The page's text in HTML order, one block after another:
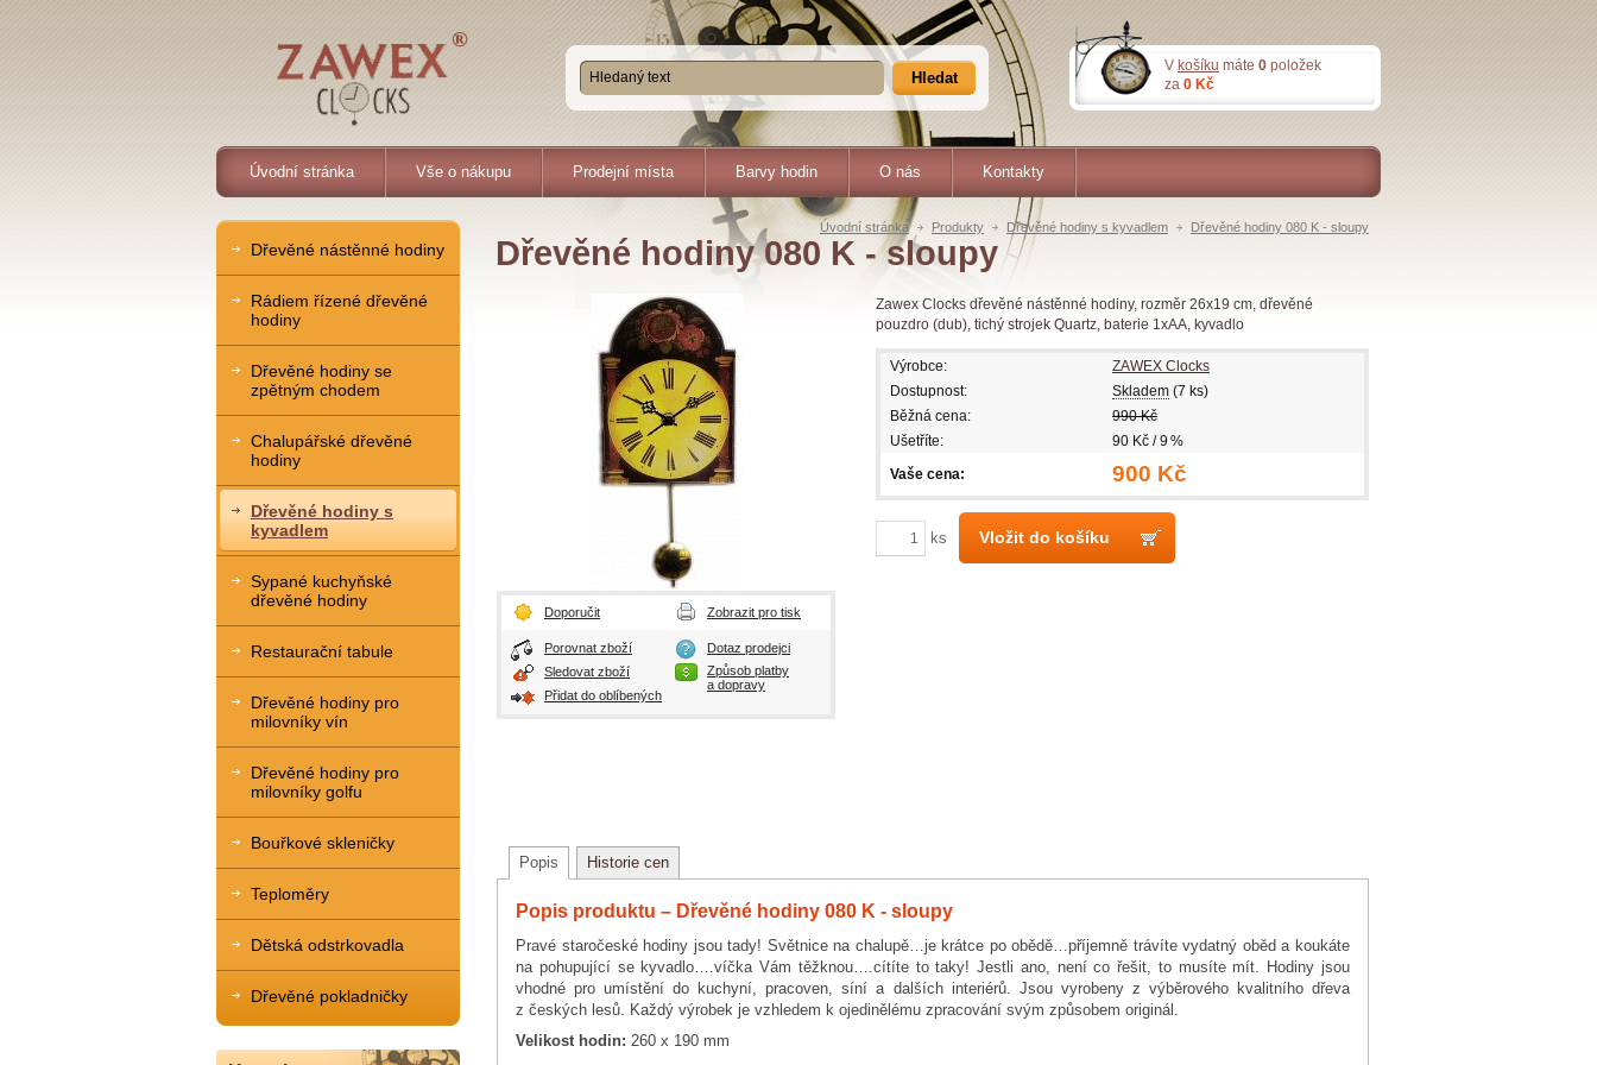
Hledat
V košíku máte 0 položek
za 0 Kč
Úvodní stránka Vše o nákupu Prodejní místa Barvy hodin O nás Kontakty
Úvodní stránka Produkty Dřevěné hodiny s kyvadlem Dřevěné hodiny 080 K - sloupy
Dřevěné hodiny 080 K - sloupy
Doporučit Zobrazit pro tisk
Porovnat zboží
Sledovat zboží
Přidat do oblíbených
Dotaz prodejci
Způsob platby
a dopravy
Zawex Clocks dřevěné nástěnné hodiny, rozměr 26x19 cm, dřevěné
pouzdro (dub), tichý strojek Quartz, baterie 1xAA, kyvadlo
Výrobce:
ZAWEX Clocks
Dostupnost:
Skladem (7 ks)
Běžná cena:
990 Kč
Ušetříte:
90 Kč / 9 %
Vaše cena: 900 Kč
ks Vložit do košíku
Popis Historie cen
Popis produktu – Dřevěné hodiny 080 K - sloupy
Pravé staročeské hodiny jsou tady! Světnice na chalupě…je krátce po obědě…příjemně trávíte vydatný oběd a koukáte
na pohupující se kyvadlo….víčka Vám těžknou….cítíte to taky! Jestli ano, není co řešit, to musíte mít. Hodiny jsou
vhodné pro umístění do kuchyní, pracoven, síní a dalších interiérů. Jsou vyrobeny z výběrového kvalitního dřeva
z českých lesů. Každý výrobek je vzhledem k ojedinělému zpracování svým způsobem originál.
Velikost hodin: 260 x 190 mm
Dřevěné nástěnné hodiny
Rádiem řízené dřevěné
hodiny
Dřevěné hodiny se
zpětným chodem
Chalupářské dřevěné
hodiny
Dřevěné hodiny s
kyvadlem
Sypané kuchyňské
dřevěné hodiny
Restaurační tabule
Dřevěné hodiny pro
milovníky vín
Dřevěné hodiny pro
milovníky golfu
Bouřkové skleničky
Teploměry
Dětská odstrkovadla
Dřevěné pokladničky